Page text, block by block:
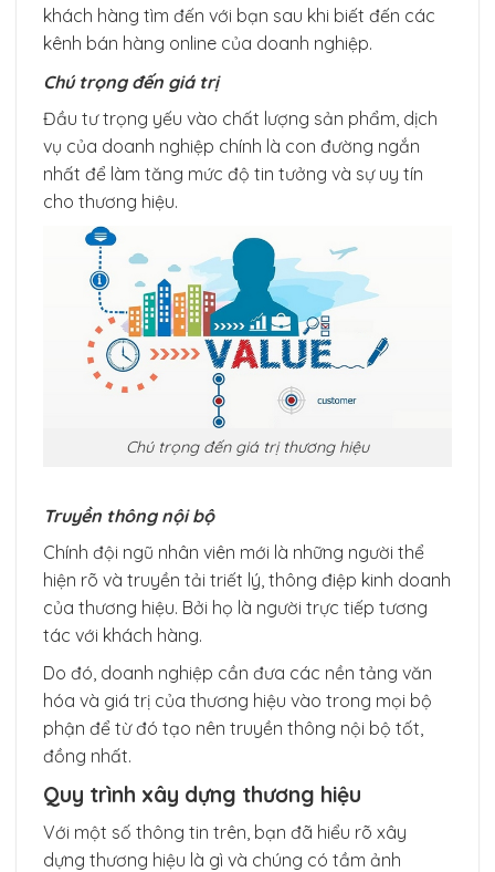
khách hàng tìm đến với bạn sau khi biết đến các
kênh bán hàng online của doanh nghiệp.
Chú trọng đến giá trị
Đầu tư trọng yếu vào chất lượng sản phẩm, dịch
vụ của doanh nghiệp chính là con đường ngắn
nhất để làm tăng mức độ tin tưởng và sự uy tín
cho thương hiệu.
Chú trọng đến giá trị thương hiệu
Truyền thông nội bộ
Chính đội ngũ nhân viên mới là những người thể
hiện rõ và truyền tải triết lý, thông điệp kinh doanh
của thương hiệu. Bởi họ là người trực tiếp tương
tác với khách hàng.
Do đó, doanh nghiệp cần đưa các nền tảng văn
hóa và giá trị của thương hiệu vào trong mọi bộ
phận để từ đó tạo nên truyền thông nội bộ tốt,
đồng nhất.
Quy trình xây dựng thương hiệu
Với một số thông tin trên, bạn đã hiểu rõ xây
dựng thương hiệu là gì và chúng có tầm ảnh